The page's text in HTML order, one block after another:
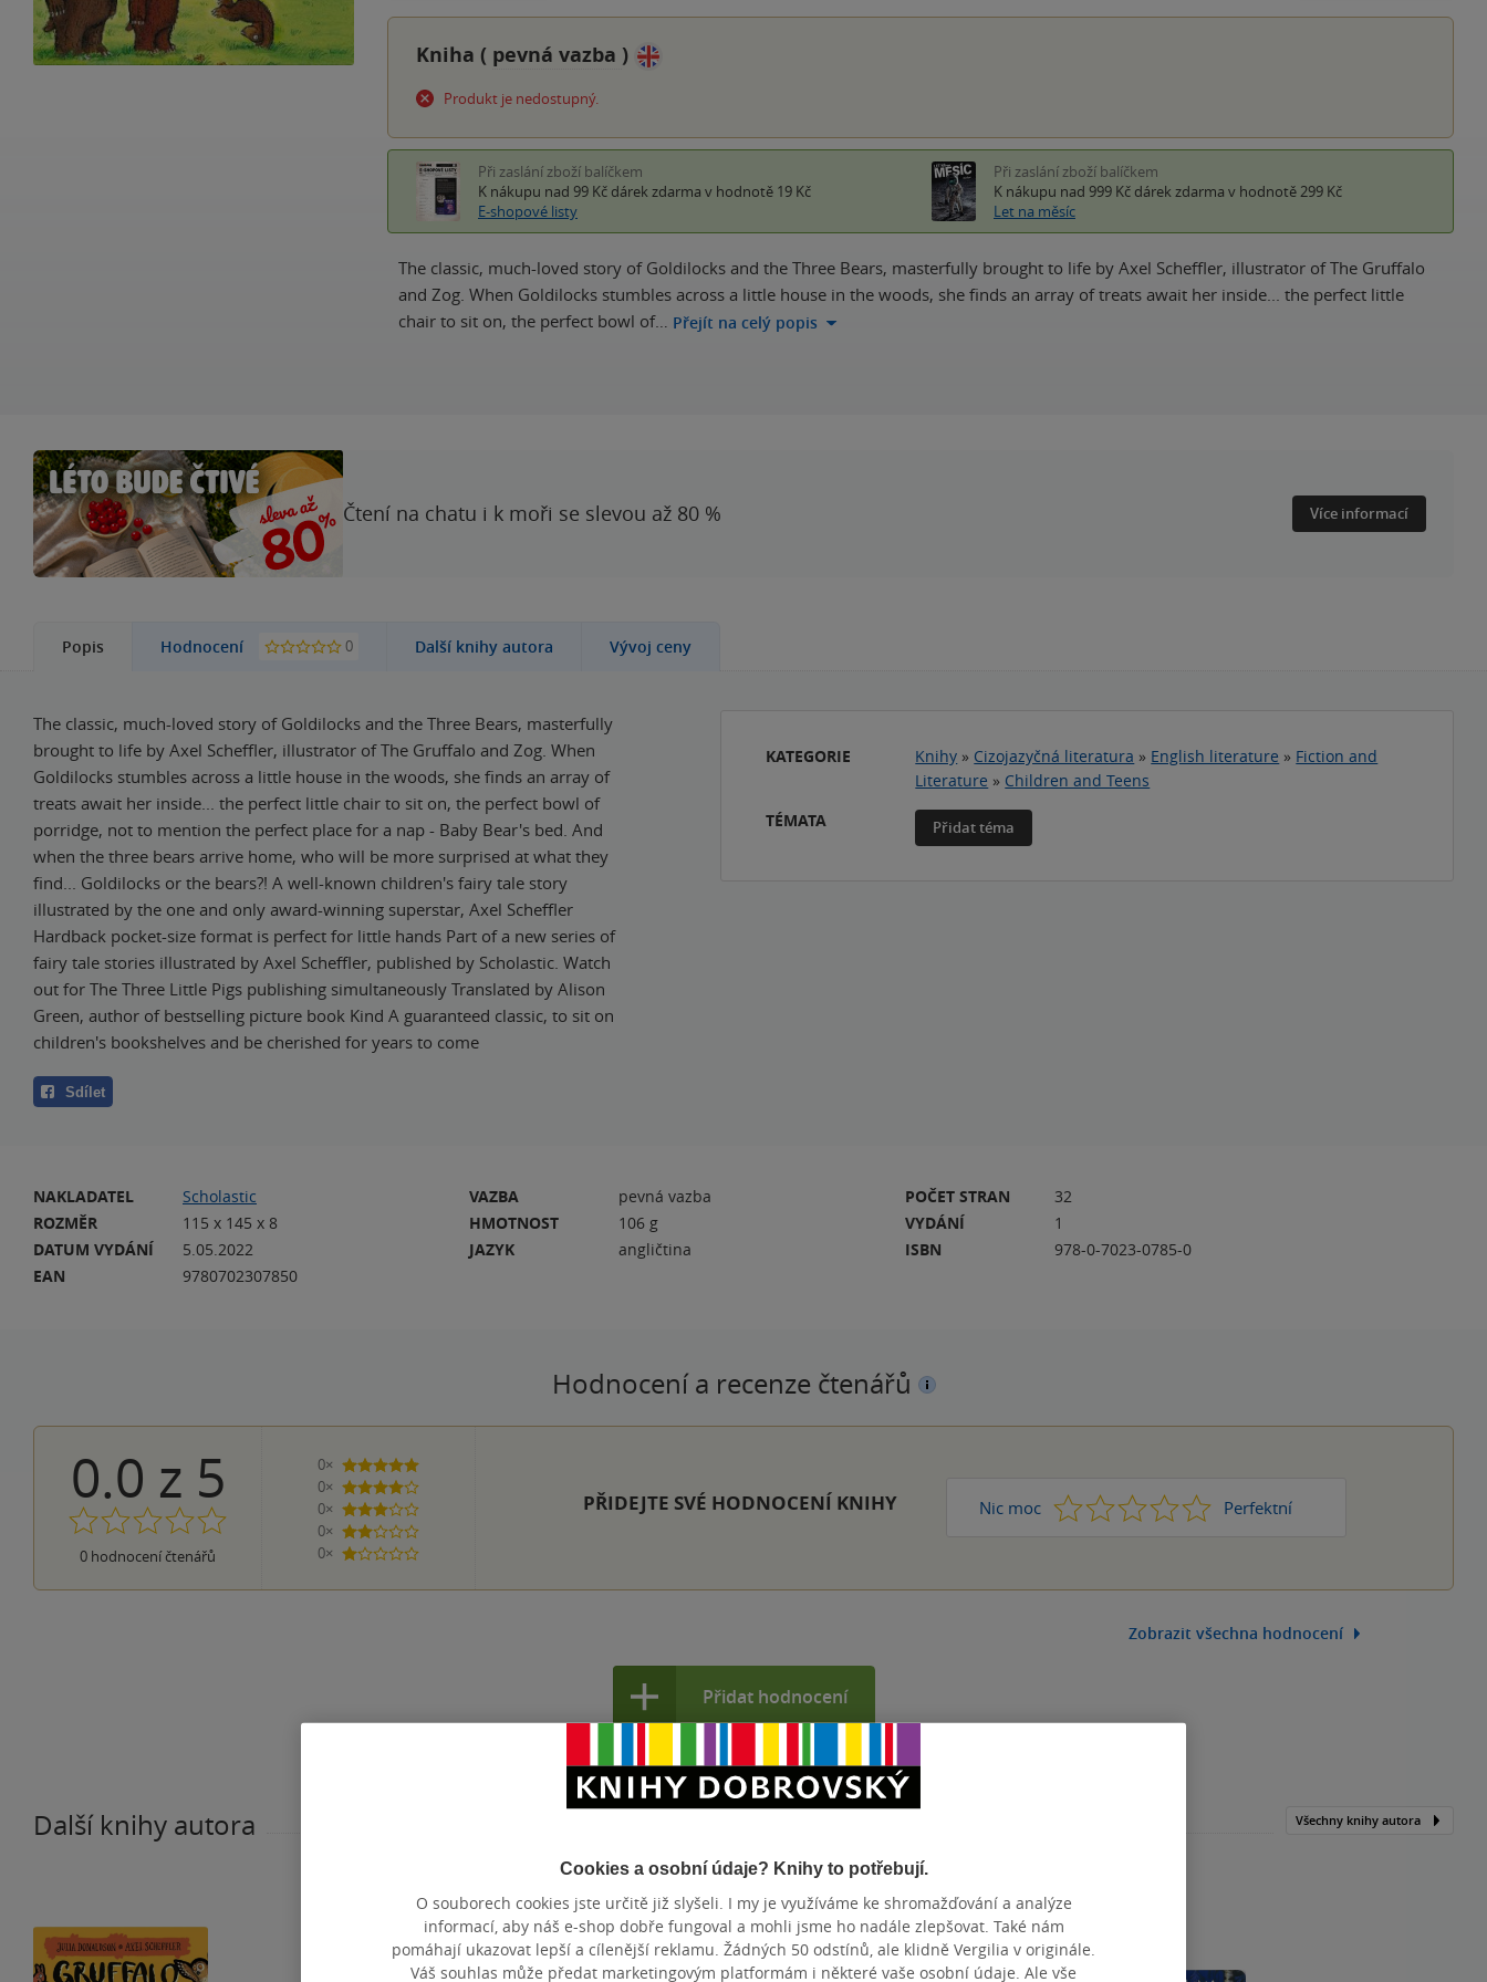
Kniha ( pevná vazba )
Produkt je nedostupný.
Při zaslání zboží balíčkem
K nákupu nad 99 Kč dárek zdarma v hodnotě 19 Kč
E-shopové listy
Při zaslání zboží balíčkem
K nákupu nad 999 Kč dárek zdarma v hodnotě 299 Kč
Let na měsíc
The classic, much-loved story of Goldilocks and the Three Bears, masterfully brought to life by Axel Scheffler, illustrator of The Gruffalo
and Zog. When Goldilocks stumbles across a little house in the woods, she finds an array of treats await her inside... the perfect little
chair to sit on, the perfect bowl of… Přejít na celý popis
Čtení na chatu i k moři se slevou až 80 % Více informací
Popis Hodnocení 0 Další knihy autora Vývoj ceny
The classic, much-loved story of Goldilocks and the Three Bears, masterfully
brought to life by Axel Scheffler, illustrator of The Gruffalo and Zog. When
Goldilocks stumbles across a little house in the woods, she finds an array of
treats await her inside... the perfect little chair to sit on, the perfect bowl of
porridge, not to mention the perfect place for a nap - Baby Bear's bed. And
when the three bears arrive home, who will be more surprised at what they
find... Goldilocks or the bears?! A well-known children's fairy tale story
illustrated by the one and only award-winning superstar, Axel Scheffler
Hardback pocket-size format is perfect for little hands Part of a new series of
fairy tale stories illustrated by Axel Scheffler, published by Scholastic. Watch
out for The Three Little Pigs publishing simultaneously Translated by Alison
Green, author of bestselling picture book Kind A guaranteed classic, to sit on
children's bookshelves and be cherished for years to come
Sdílet
KATEGORIE Knihy » Cizojazyčná literatura » English literature » Fiction and
Literature » Children and Teens
TÉMATA
Přidat téma
NAKLADATEL
Scholastic
ROZMĚR
115 x 145 x 8
DATUM VYDÁNÍ
5.05.2022
EAN
9780702307850
VAZBA
pevná vazba
HMOTNOST
106 g
JAZYK
angličtina
POČET STRAN
32
VYDÁNÍ
1
ISBN
978-0-7023-0785-0
Hodnocení a recenze čtenářů
0.0 z 5
0 hodnocení čtenářů
0×
5 hvězdiček
0×
4 hvězdičky
0×
3 hvězdičky
0×
2 hvězdičky
0×
1 hvezdička
PŘIDEJTE SVÉ HODNOCENÍ KNIHY Nic moc 1 2 3 4 Perfektní
5
Zobrazit všechna hodnocení
Přidat hodnocení
Další knihy autora Všechny knihy autora
Cookies a osobní údaje? Knihy to potřebují.
O souborech cookies jste určitě již slyšeli. I my je využíváme ke shromažďování a analýze
informací, aby náš e-shop dobře fungoval a mohli jsme ho nadále zlepšovat. Také nám
pomáhají ukazovat lepší a cílenější reklamu. Žádných 50 odstínů, ale klidně Vergilia v originále.
Váš souhlas může předat marketingovým platformám i některé vaše osobní údaje. Ale vše